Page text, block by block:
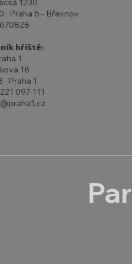
1230
Praha 6 - Břevnov
hřiště:
1
18
Praha 1
097 111